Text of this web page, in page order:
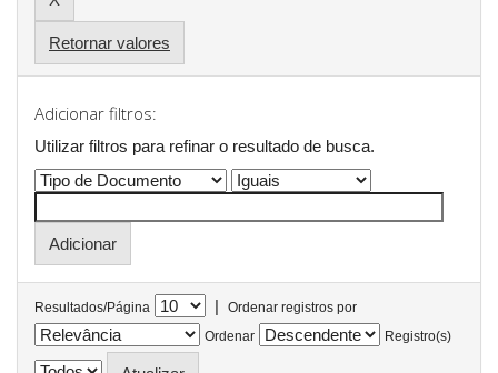
Retornar valores
Adicionar filtros:
Utilizar filtros para refinar o resultado de busca.
Resultados/Página |
Ordenar registros por
Ordenar
Registro(s)